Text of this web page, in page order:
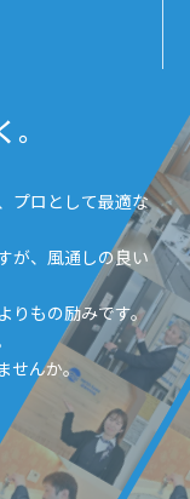
プロとして最適な
が、風通しの良い
りもの励みです。
せんか。